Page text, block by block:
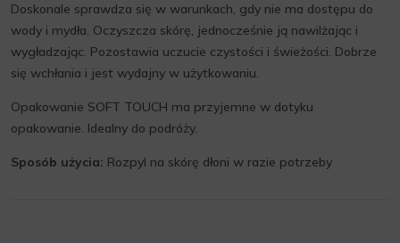
Doskonale sprawdza się w warunkach, gdy nie ma dostępu do
wody i mydła. Oczyszcza skórę, jednocześnie ją nawilżając i
wygładzając. Pozostawia uczucie czystości i świeżości. Dobrze
się wchłania i jest wydajny w użytkowaniu.
Opakowanie SOFT TOUCH ma przyjemne w dotyku
opakowanie. Idealny do podróży.
Sposób użycia: Rozpyl na skórę dłoni w razie potrzeby